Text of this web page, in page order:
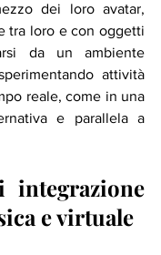
dei loro avatar,
tra loro e con oggetti
da un ambiente
attività
reale, come in una
e parallela a
integrazione
e virtuale